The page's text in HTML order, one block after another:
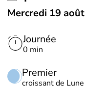
Mercredi 19 août
Journée
0 min
Premier
croissant de Lune